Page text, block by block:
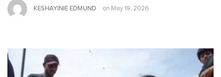
KESHAYINIE EDMUND on May 19, 2026